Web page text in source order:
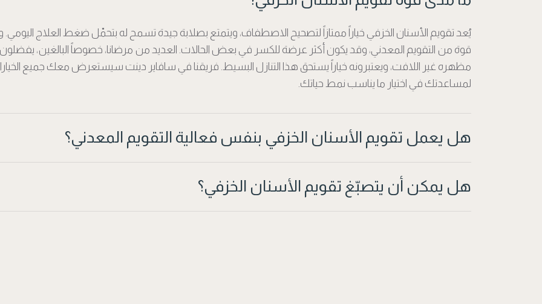
يُعد تقويم الأسنان الخزفي خياراً ممتازاً لتصحيح الاصطفاف، ويتمتع بصلابة جيدة تسمح له بتحمّل ضغط العلاج
قوة من التقويم المعدني، وقد يكون أكثر عرضة للكسر في بعض الحالات. العديد من مرضانا، خصوصاً البالغين،
مظهره غير اللافت، ويعتبرونه خياراً يستحق هذا التنازل البسيط. فريقنا في سافاير دينت سيستعرض معك جميع
لمساعدتك في اختيار ما يناسب نمط حياتك.
هل يعمل تقويم الأسنان الخزفي بنفس فعالية التقويم المعدني؟
هل يمكن أن يتصبّغ تقويم الأسنان الخزفي؟